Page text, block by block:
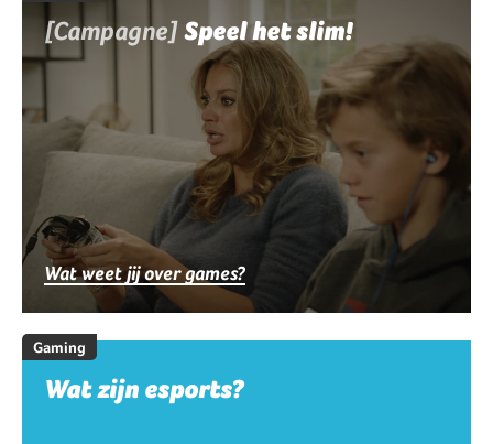
[Campagne]Speel het slim!
Wat weet jij over games?
Gaming
Wat zijn esports?